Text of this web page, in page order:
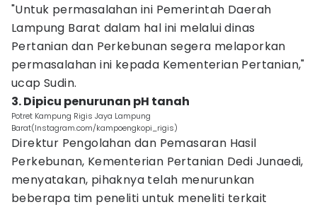
"Untuk permasalahan ini Pemerintah Daerah
Lampung Barat dalam hal ini melalui dinas
Pertanian dan Perkebunan segera melaporkan
permasalahan ini kepada Kementerian Pertanian,"
ucap Sudin.
3. Dipicu penurunan pH tanah
Potret Kampung Rigis Jaya Lampung
Barat(Instagram.com/kampoengkopi_rigis)
Direktur Pengolahan dan Pemasaran Hasil
Perkebunan, Kementerian Pertanian Dedi Junaedi,
menyatakan, pihaknya telah menurunkan
beberapa tim peneliti untuk meneliti terkait